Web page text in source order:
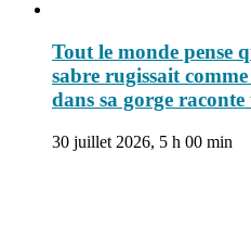
Tout le monde pense
sabre rugissait
dans sa gorge
30 juillet 2026, 5 h 00 min